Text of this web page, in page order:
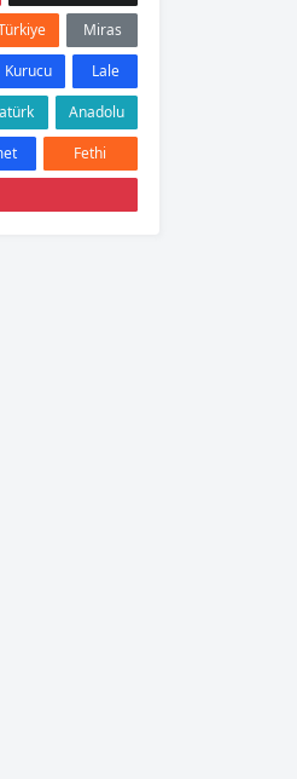
Miras
Kurucu
Lale
Anadolu
Fethi